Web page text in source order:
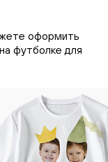
оформить
футболке для